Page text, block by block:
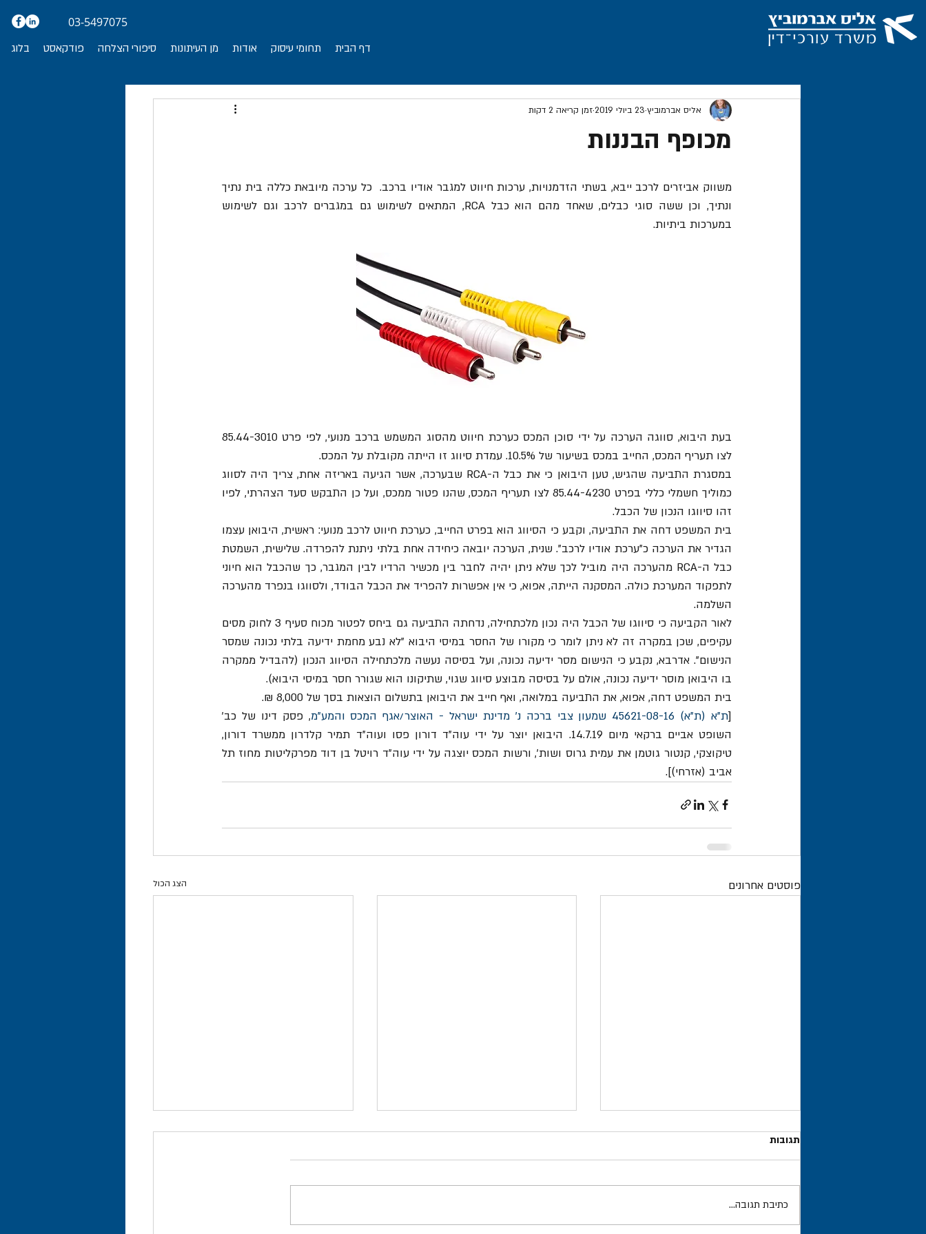
03-5497075
דף הבית תחומי עיסוק אודות מן העיתונות סיפורי הצלחה פודקאסט בלוג
מכופף הבננות
אליס אברמוביץ 23 ביולי 2019 זמן קריאה 2 דקות
במערכות ביתיות.
לצו תעריף המכס, החייב במכס בשיעור של 10.5%. עמדת סיווג זו הייתה מקובלת על המכס.
זהו סיווגו הנכון של הכבל.
השלמה.
בו היבואן מוסר ידיעה נכונה, אולם על בסיסה מבוצע סיווג שגוי, שתיקונו הוא שגורר חסר במיסי היבוא).
בית המשפט דחה, אפוא, את התביעה במלואה, ואף חייב את היבואן בתשלום הוצאות בסך של 8,000 ₪.
[ת"א (ת"א) 45621-08-16 שמעון צבי ברכה נ' מדינת ישראל - האוצר/אגף המכס והמע"מ
אביב (אזרחי)].
פוסטים אחרונים הצג הכול
תגובות
כתיבת תגובה...